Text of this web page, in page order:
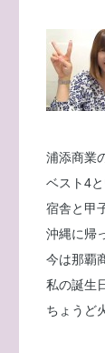
浦添商業
ベスト4
宿舎と甲
沖縄に帰
今は那覇
私の誕生
ちょうど